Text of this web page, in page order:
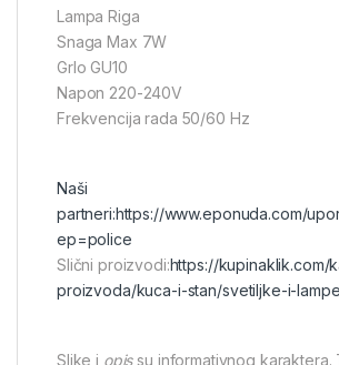
Lampa Riga
Snaga Max 7W
Grlo GU10
Napon 220-240V
Frekvencija rada 50/60 Hz
Naši
partneri:https://www.eponuda.com/
ep=police
Slični proizvodi:https://kupinaklik.com/
proizvoda/kuca-i-stan/svetiljke-i-
Slike i opissu informativnog karaktera.